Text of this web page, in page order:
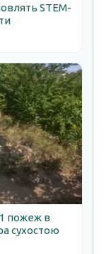
STEM-
пожеж в
сухостою